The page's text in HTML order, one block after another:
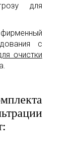
для
с
очистки